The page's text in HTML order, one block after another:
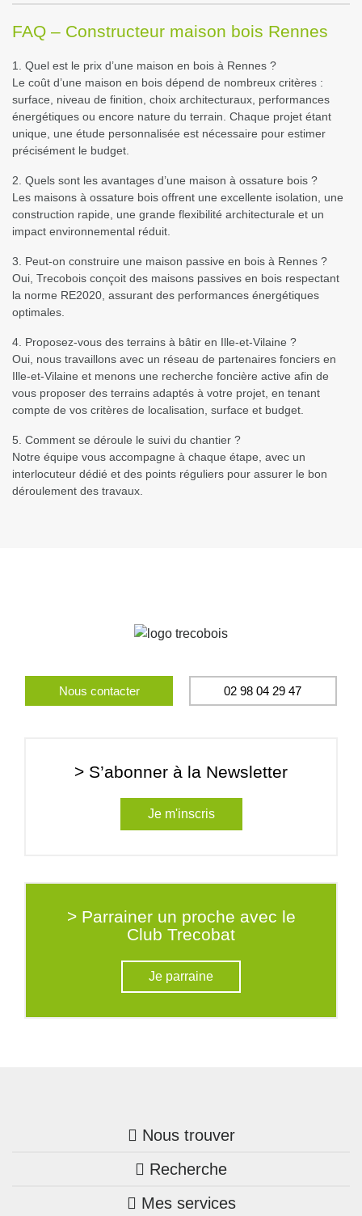
FAQ – Constructeur maison bois Rennes
1. Quel est le prix d’une maison en bois à Rennes ?
Le coût d’une maison en bois dépend de nombreux critères :
surface, niveau de finition, choix architecturaux, performances
énergétiques ou encore nature du terrain. Chaque projet étant
unique, une étude personnalisée est nécessaire pour estimer
précisément le budget.
2. Quels sont les avantages d’une maison à ossature bois ?
Les maisons à ossature bois offrent une excellente isolation, une
construction rapide, une grande flexibilité architecturale et un
impact environnemental réduit.
3. Peut-on construire une maison passive en bois à Rennes ?
Oui, Trecobois conçoit des maisons passives en bois respectant
la norme RE2020, assurant des performances énergétiques
optimales.
4. Proposez-vous des terrains à bâtir en Ille-et-Vilaine ?
Oui, nous travaillons avec un réseau de partenaires fonciers en
Ille-et-Vilaine et menons une recherche foncière active afin de
vous proposer des terrains adaptés à votre projet, en tenant
compte de vos critères de localisation, surface et budget.
5. Comment se déroule le suivi du chantier ?
Notre équipe vous accompagne à chaque étape, avec un
interlocuteur dédié et des points réguliers pour assurer le bon
déroulement des travaux.
Nous contacter 02 98 04 29 47
> S’abonner à la Newsletter
Je m'inscris
> Parrainer un proche avec le
Club Trecobat
Je parraine
Nous trouver
Trouver une agence
Bretagne
Recherche
Nos annonces
Mes services